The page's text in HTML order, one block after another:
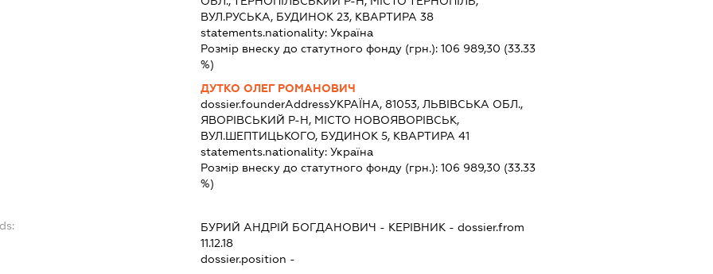
ВУЛ.РУСЬКА, БУДИНОК 23, КВАРТИРА 38
statements.nationality: Україна
Розмір внеску до статутного фонду (грн.): 106 989,30 (33.33
%)
ДУТКО ОЛЕГ РОМАНОВИЧ
dossier.founderAddressУКРАЇНА, 81053, ЛЬВІВСЬКА ОБЛ.,
ЯВОРІВСЬКИЙ Р-Н, МІСТО НОВОЯВОРІВСЬК,
ВУЛ.ШЕПТИЦЬКОГО, БУДИНОК 5, КВАРТИРА 41
statements.nationality: Україна
Розмір внеску до статутного фонду (грн.): 106 989,30 (33.33
%)
БУРИЙ АНДРІЙ БОГДАНОВИЧ - КЕРІВНИК - dossier.from
11.12.18
dossier.position -